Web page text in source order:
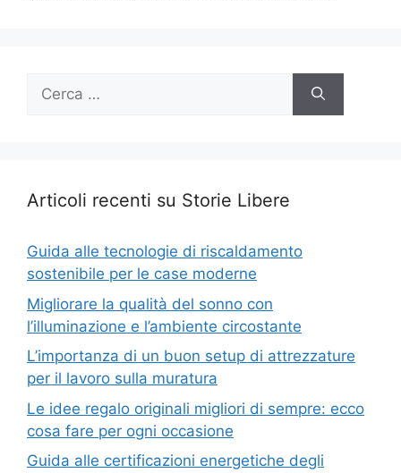
Ricerca
Articoli recenti su Storie Libere
Guida alle tecnologie di riscaldamento
sostenibile per le case moderne
Migliorare la qualità del sonno con
l’illuminazione e l’ambiente circostante
L’importanza di un buon setup di attrezzature
per il lavoro sulla muratura
Le idee regalo originali migliori di sempre: ecco
cosa fare per ogni occasione
Guida alle certificazioni energetiche degli